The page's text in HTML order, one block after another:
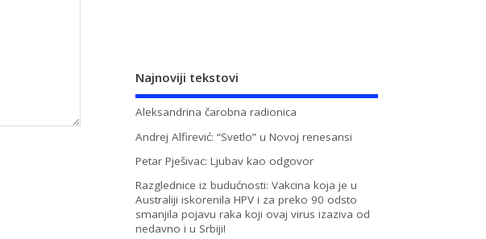
Najnoviji tekstovi
Aleksandrina čarobna radionica
Andrej Alfirević: “Svetlo” u Novoj renesansi
Petar Pješivac: Ljubav kao odgovor
Razglednice iz budućnosti: Vakcina koja je u
Australiji iskorenila HPV i za preko 90 odsto
smanjila pojavu raka koji ovaj virus izaziva od
nedavno i u Srbiji!